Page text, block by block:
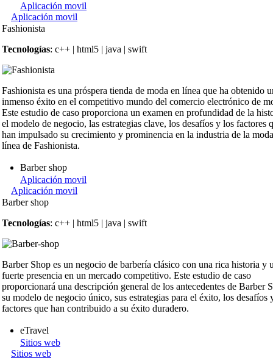
Aplicación movil
Aplicación movil
Fashionista
Tecnologías: c++ | html5 | java | swift
Fashionista es una próspera tienda de moda en línea que ha obtenido
inmenso éxito en el competitivo mundo del comercio electrónico de
Este estudio de caso proporciona un examen en profundidad de la
el modelo de negocio, las estrategias clave, los desafíos y los factores
han impulsado su crecimiento y prominencia en la industria de la
línea de Fashionista.
Barber shop
Aplicación movil
Aplicación movil
Barber shop
Tecnologías: c++ | html5 | java | swift
Barber Shop es un negocio de barbería clásico con una rica historia y
fuerte presencia en un mercado competitivo. Este estudio de caso
proporcionará una descripción general de los antecedentes de Barber
su modelo de negocio único, sus estrategias para el éxito, los desafíos
factores que han contribuido a su éxito duradero.
eTravel
Sitios web
Sitios web